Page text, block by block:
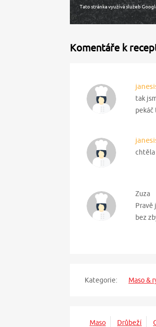
Tato stránka využívá služeb
Komentáře k
tak
pekáč
chtěla
Zuza
Pravě
bez
Kategorie: Maso &
Maso Drůbeží